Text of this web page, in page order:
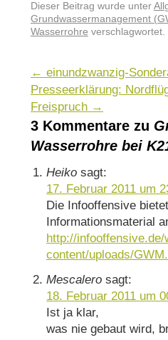
Dieser Beitrag wurde unter
Grundwassermanagement
Wasserrohre
← einundzwanzig-
Presseerklärung:
Freispruch →
3 Kommentare zu
Wasserrohre bei
Heiko sagt:
17. Februar 2011 um
Die Infooffensive
Informationsmaterial
http://infooffensive.de/
content/uploads/
Mescalero sagt:
18. Februar 2011 um
Ist ja klar,
was nie gebaut wird,